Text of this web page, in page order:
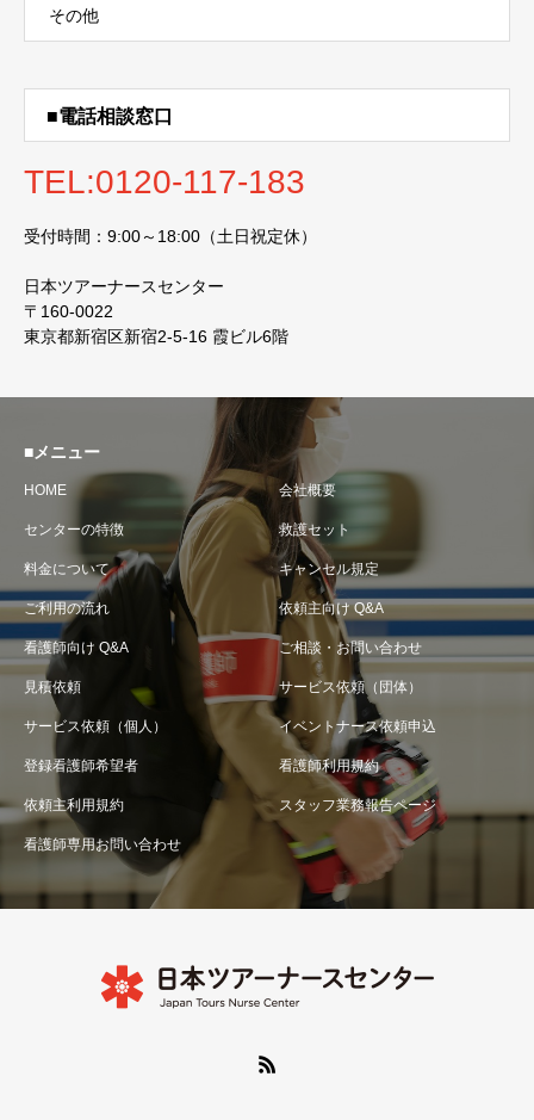
その他
■電話相談窓口
TEL:0120-117-183
受付時間：9:00～18:00（土日祝定休）
日本ツアーナースセンター
〒160-0022
東京都新宿区新宿2-5-16 霞ビル6階
■メニュー
HOME 会社概要
センターの特徴 救護セット
料金について キャンセル規定
ご利用の流れ 依頼主向け Q&A
看護師向け Q&A ご相談・お問い合わせ
見積依頼 サービス依頼（団体）
サービス依頼（個人） イベントナース依頼申込
登録看護師希望者 看護師利用規約
依頼主利用規約 スタッフ業務報告ページ
看護師専用お問い合わせ